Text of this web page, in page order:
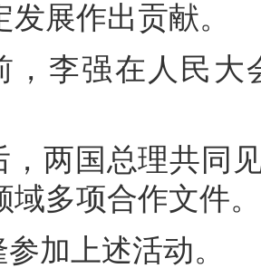
展作出贡献。
，李强在人民大
，两国总理共同
域多项合作文件。
加上述活动。